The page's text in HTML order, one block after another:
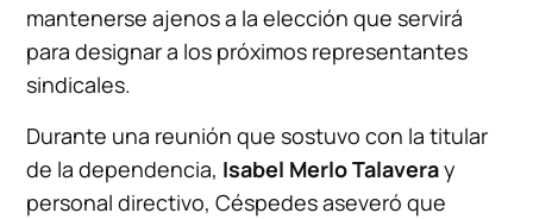
mantenerse ajenos a la elección que servirá
para designar a los próximos representantes
sindicales.
Durante una reunión que sostuvo con la titular
de la dependencia, Isabel Merlo Talaveray
personal directivo, Céspedes aseveró que